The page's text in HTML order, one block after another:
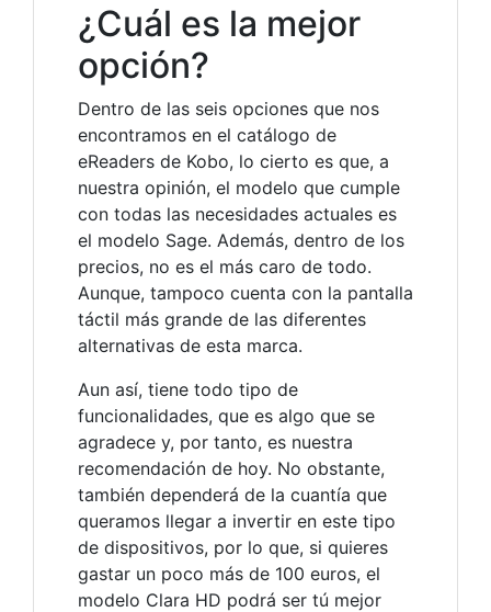
¿Cuál es la mejor
opción?
Dentro de las seis opciones que nos
encontramos en el catálogo de
eReaders de Kobo, lo cierto es que, a
nuestra opinión, el modelo que cumple
con todas las necesidades actuales es
el modelo Sage. Además, dentro de los
precios, no es el más caro de todo.
Aunque, tampoco cuenta con la pantalla
táctil más grande de las diferentes
alternativas de esta marca.
Aun así, tiene todo tipo de
funcionalidades, que es algo que se
agradece y, por tanto, es nuestra
recomendación de hoy. No obstante,
también dependerá de la cuantía que
queramos llegar a invertir en este tipo
de dispositivos, por lo que, si quieres
gastar un poco más de 100 euros, el
modelo Clara HD podrá ser tú mejor